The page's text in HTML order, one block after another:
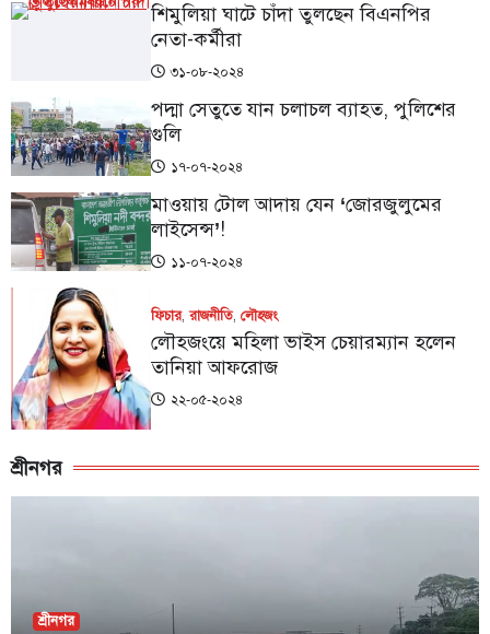
শিমুলিয়া ঘাটে চাঁদা তুলছেন বিএনপির
নেতা-কর্মীরা
৩১-০৮-২০২৪
পদ্মা সেতুতে যান চলাচল ব্যাহত, পুলিশের
গুলি
১৭-০৭-২০২৪
মাওয়ায় টোল আদায় যেন ‘জোরজুলুমের
লাইসেন্স’!
১১-০৭-২০২৪
ফিচার,রাজনীতি,লৌহজং
লৌহজংয়ে মহিলা ভাইস চেয়ারম্যান হলেন
তানিয়া আফরোজ
২২-০৫-২০২৪
শ্রীনগর
শ্রীনগর